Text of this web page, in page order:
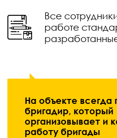
Все
работе
На объекте всегда
бригадир, который
организовывает и
работу бригады